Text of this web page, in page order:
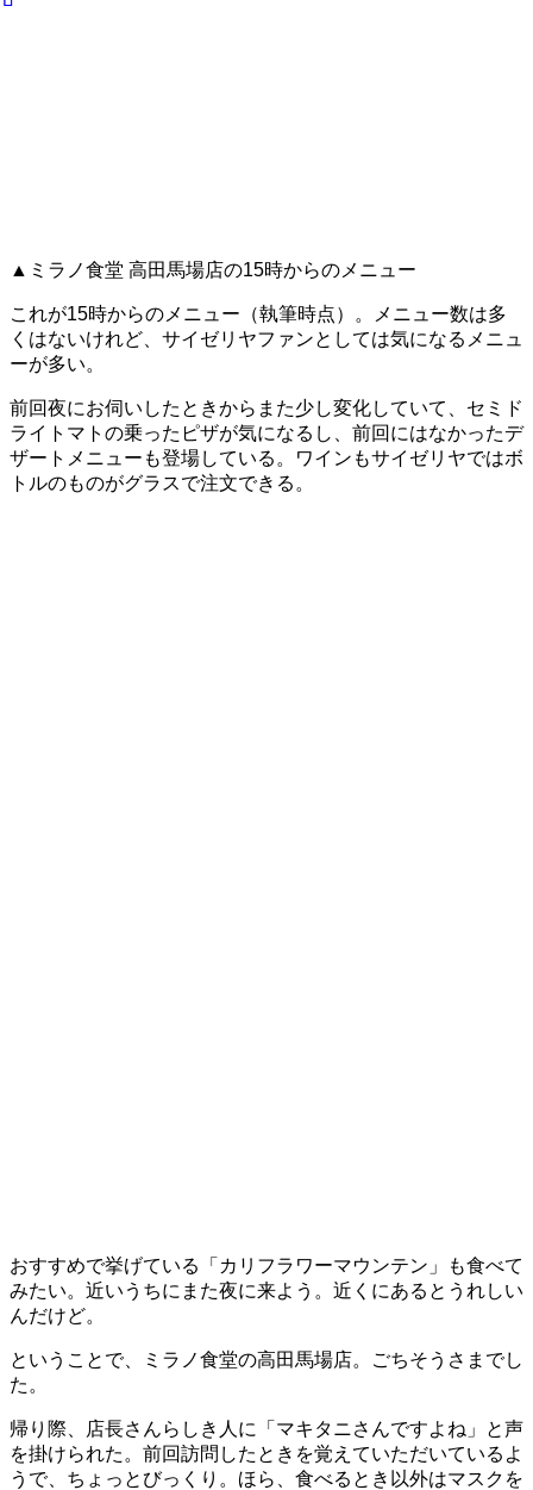
▲ミラノ食堂 高田馬場店の15時からのメニュー
これが15時からのメニュー（執筆時点）。メニュー数は多
くはないけれど、サイゼリヤファンとしては気になるメニュ
ーが多い。
前回夜にお伺いしたときからまた少し変化していて、セミド
ライトマトの乗ったピザが気になるし、前回にはなかったデ
ザートメニューも登場している。ワインもサイゼリヤではボ
トルのものがグラスで注文できる。
おすすめで挙げている「カリフラワーマウンテン」も食べて
みたい。近いうちにまた夜に来よう。近くにあるとうれしい
んだけど。
ということで、ミラノ食堂の高田馬場店。ごちそうさまでし
た。
帰り際、店長さんらしき人に「マキタニさんですよね」と声
を掛けられた。前回訪問したときを覚えていただいているよ
うで、ちょっとびっくり。ほら、食べるとき以外はマスクを